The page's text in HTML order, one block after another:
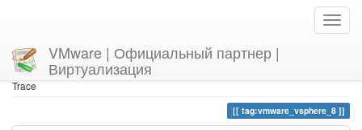
VMware | Официальный партнер |
Виртуализация
You are here Home
tag
vmware_vsphere_8
Trace
tag:vmware_vsphere_8